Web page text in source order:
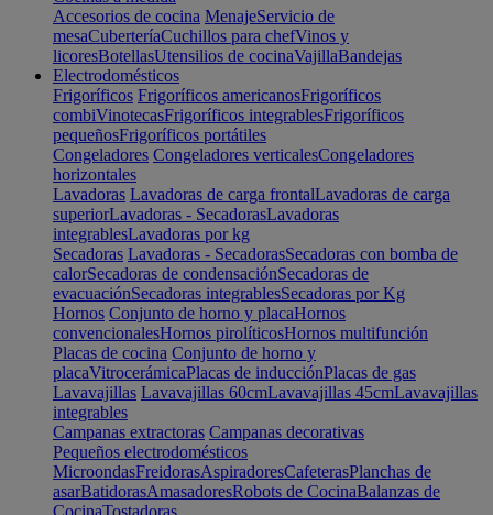
Accesorios de cocina MenajeServicio de
mesaCuberteríaCuchillos para chefVinos y
licoresBotellasUtensilios de cocinaVajillaBandejas
Electrodomésticos
Frigoríficos Frigoríficos americanosFrigoríficos
combiVinotecasFrigoríficos integrablesFrigoríficos
pequeñosFrigoríficos portátiles
Congeladores Congeladores verticalesCongeladores
horizontales
Lavadoras Lavadoras de carga frontalLavadoras de carga
superiorLavadoras - SecadorasLavadoras
integrablesLavadoras por kg
Secadoras Lavadoras - SecadorasSecadoras con bomba de
calorSecadoras de condensaciónSecadoras de
evacuaciónSecadoras integrablesSecadoras por Kg
Hornos Conjunto de horno y placaHornos
convencionalesHornos pirolíticosHornos multifunción
Placas de cocina Conjunto de horno y
placaVitrocerámicaPlacas de inducciónPlacas de gas
Lavavajillas Lavavajillas 60cmLavavajillas 45cmLavavajillas
integrables
Campanas extractoras Campanas decorativas
Pequeños electrodomésticos
MicroondasFreidorasAspiradoresCafeterasPlanchas de
asarBatidorasAmasadoresRobots de CocinaBalanzas de
CocinaTostadoras